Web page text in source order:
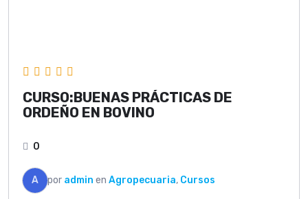
CURSO:BUENAS PRÁCTICAS DE
ORDEÑO EN BOVINO
0
A por admin en Agropecuaria, Cursos